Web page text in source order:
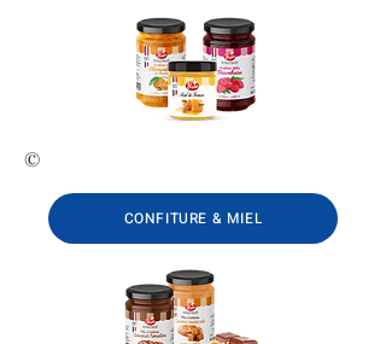
©
CONFITURE & MIEL